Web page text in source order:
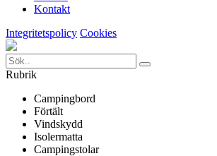
Kontakt
Integritetspolicy Cookies
Rubrik
Campingbord
Förtält
Vindskydd
Isolermatta
Campingstolar